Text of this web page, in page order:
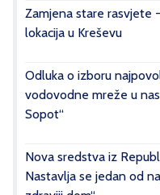
Zamjena stare rasvjete
lokacija u Kreševu
Odluka o izboru
vodovodne mreže u
Sopot“
Nova sredstva iz
Nastavlja se jedan od